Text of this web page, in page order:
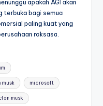
apakah AGI akan
terbuka bagi semua
paling kuat yang
raksasa.
musk microsoft
musk